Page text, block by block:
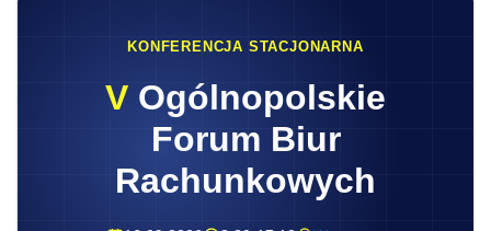
KONFERENCJA STACJONARNA
V Ogólnopolskie
Forum Biur
Rachunkowych